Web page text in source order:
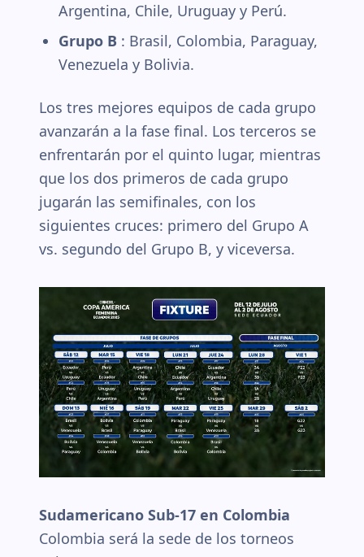
Argentina, Chile, Uruguay y Perú.
Grupo B : Brasil, Colombia, Paraguay,
Venezuela y Bolivia.
Los tres mejores equipos de cada grupo
avanzarán a la fase final. Los terceros se
enfrentarán por el quinto lugar, mientras
que los dos primeros de cada grupo
jugarán las semifinales, con los
siguientes cruces: primero del Grupo A
vs. segundo del Grupo B, y viceversa.
Sudamericano Sub-17 en Colombia
Colombia será la sede de los torneos